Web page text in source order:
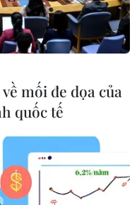
trái phép ma túy
Nghị
Đắk Lắk
mối đe dọa của
quốc tế